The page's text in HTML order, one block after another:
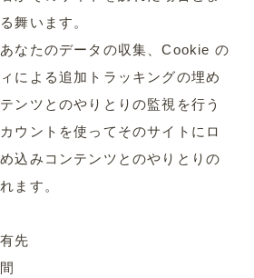
舞います。
なたのデータの収集、Cookie の
による追加トラッキングの埋め
ンツとのやりとりの監視を行う
ウントを使ってそのサイトにロ
込みコンテンツとのやりとりの
ます。
先